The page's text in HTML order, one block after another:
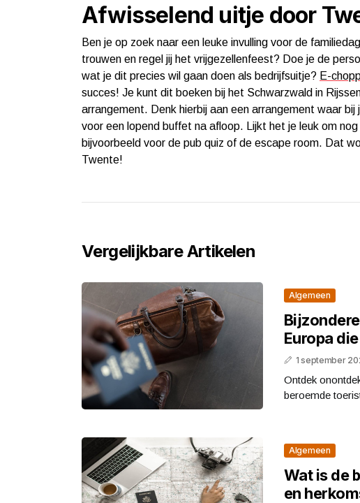
Afwisselend uitje door
Ben je op zoek naar een leuke invulling voor de
trouwen en regel jij het vrijgezellenfeest? Doe je de
wat je dit precies wil gaan doen als bedrijfsuitje? E-
succes! Je kunt dit boeken bij het Schwarzwald in
arrangement. Denk hierbij aan een arrangement waar
voor een lopend buffet na afloop. Lijkt het je leuk om
bijvoorbeeld voor de pub quiz of de escape room. Dat
Twente!
Vergelijkbare Artikelen
Algemeen
Europa
1 september
Ontdek
beroemde
Algemeen
Wat is de
en